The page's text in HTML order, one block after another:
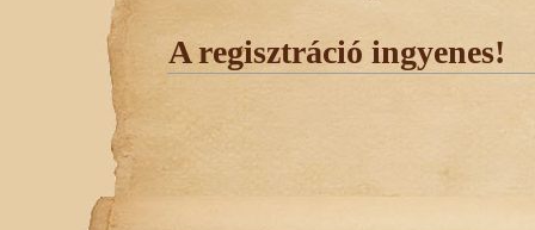
A regisztráció ingyenes!